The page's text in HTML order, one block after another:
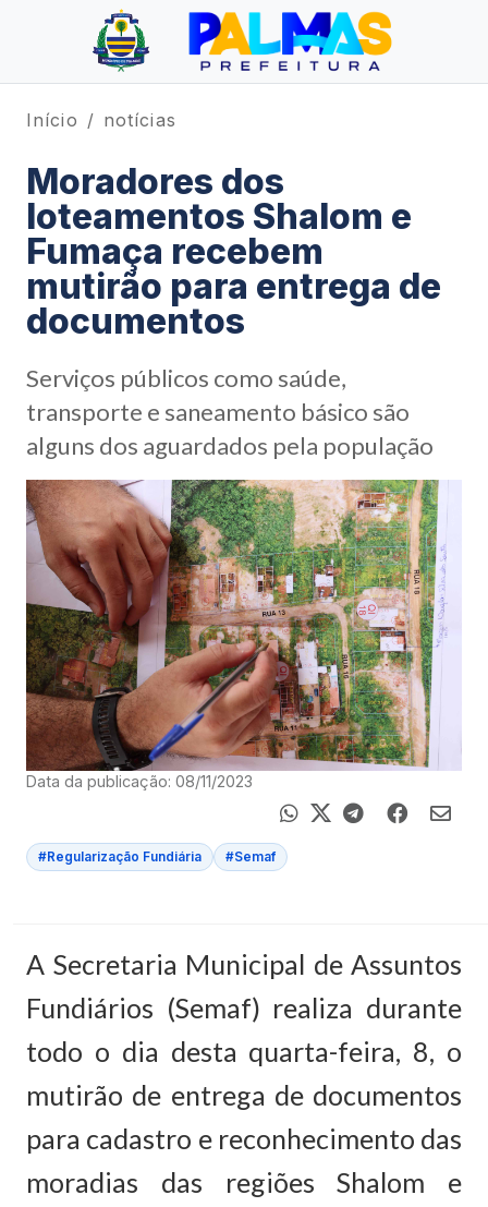
Início notícias
Moradores dos
loteamentos Shalom e
Fumaça recebem
mutirão para entrega de
documentos
Serviços públicos como saúde,
transporte e saneamento básico são
alguns dos aguardados pela população
Data da publicação: 08/11/2023
#Regularização Fundiária #Semaf
A Secretaria Municipal de Assuntos
Fundiários (Semaf) realiza durante
todo o dia desta quarta-feira, 8, o
mutirão de entrega de documentos
para cadastro e reconhecimento das
moradias das regiões Shalom e